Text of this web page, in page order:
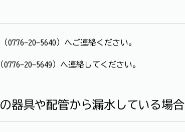
0776-20-5640）へご連絡ください。
20-5649）へ連絡してください。
器具や配管から漏水している場合